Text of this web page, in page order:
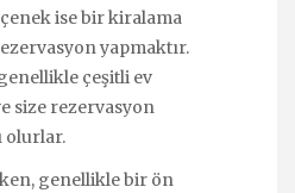
ise bir kiralama
yapmaktır.
çeşitli ev
size rezervasyon
olurlar.
genellikle bir ön